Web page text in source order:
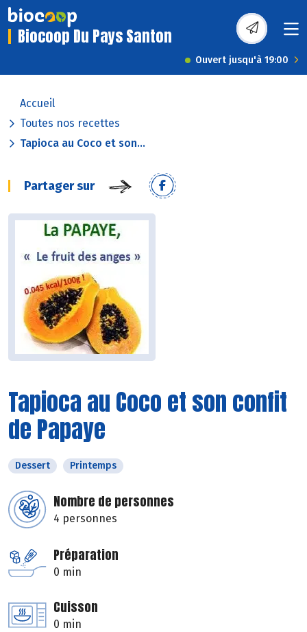
Biocoop Du Pays Santon
Ouvert jusqu'à 19:00
Accueil
Toutes nos recettes
Tapioca au Coco et son...
Partager sur
Tapioca au Coco et son confit
de Papaye
Dessert Printemps
Nombre de personnes
4 personnes
Préparation
0 min
Cuisson
0 min